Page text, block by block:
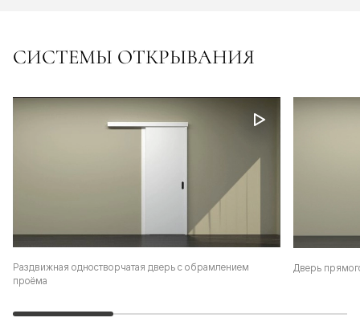
СИСТЕМЫ ОТКРЫВАНИЯ
Раздвижная одностворчатая дверь с обрамлением
проёма
Дверь